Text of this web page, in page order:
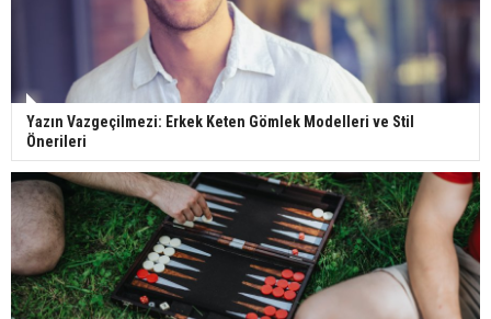
Yazın Vazgeçilmezi: Erkek Keten Gömlek Modelleri ve Stil
Önerileri